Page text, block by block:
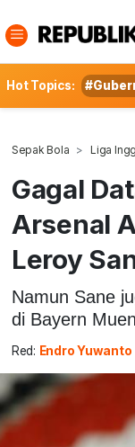
Hot Topics:
Sepak Bola Liga
Gagal
Arsenal
Leroy
Namun Sane
di Bayern
Red: Endro Yuwanto